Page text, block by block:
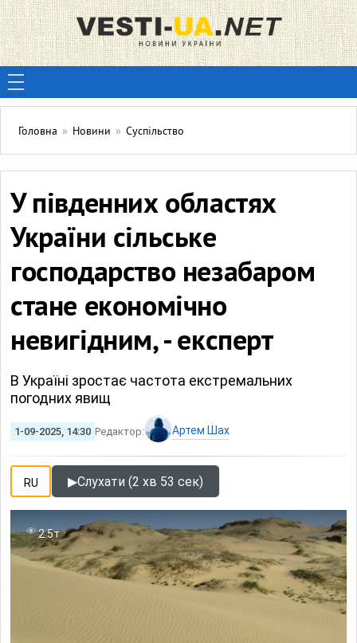
Головна » Новини » Суспільство
У південних областях
України сільське
господарство незабаром
стане економічно
невигідним, - експерт
В Україні зростає частота екстремальних
погодних явищ
1-09-2025, 14:30 Редактор: Артем Шах
RU ▶Слухати (2 хв 53 сек)
2.5т